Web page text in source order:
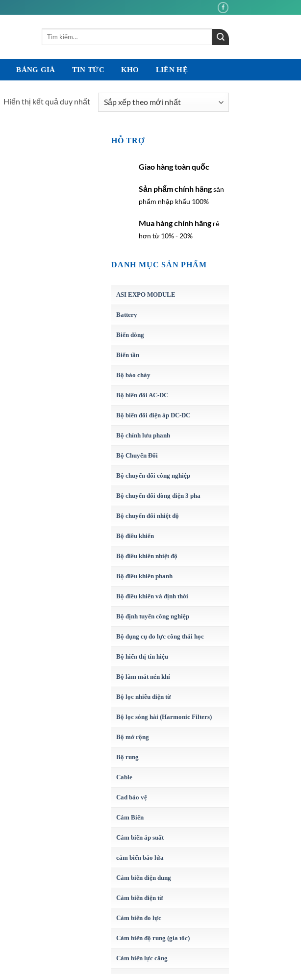
Tìm
BẢNG GIÁ TIN TỨC KHO LIÊN HỆ
Hiển thị kết quả duy nhất
HỖ TRỢ
Giao hàng toàn quốc
Sản phẩm chính hãngsản
phẩm nhập khẩu 100%
Mua hàng chính hãng rẻ
hơn từ 10% - 20%
DANH MỤC SẢN PHẨM
ASI EXPO MODULE
Battery
Biến dòng
Biến tần
Bộ báo cháy
Bộ biến đổi AC-DC
Bộ biến đổi điện áp DC-DC
Bộ chỉnh lưu phanh
Bộ Chuyển Đổi
Bộ chuyển đổi công nghiệp
Bộ chuyển đổi dòng điện 3 pha
Bộ chuyển đổi nhiệt độ
Bộ điều khiển
Bộ điều khiển nhiệt độ
Bộ điều khiển phanh
Bộ điều khiển và định thời
Bộ định tuyến công nghiệp
Bộ dụng cụ đo lực công thái học
Bộ hiển thị tín hiệu
Bộ làm mát nén khí
Bộ lọc nhiễu điện từ
Bộ lọc sóng hài (Harmonic Filters)
Bộ mở rộng
Bộ rung
Cable
Cad bảo vệ
Cảm Biến
Cảm biến áp suất
cảm biến báo lửa
Cảm biến điện dung
Cảm biến điện từ
Cảm biến đo lực
Cảm biến độ rung (gia tốc)
Cảm biến lực căng